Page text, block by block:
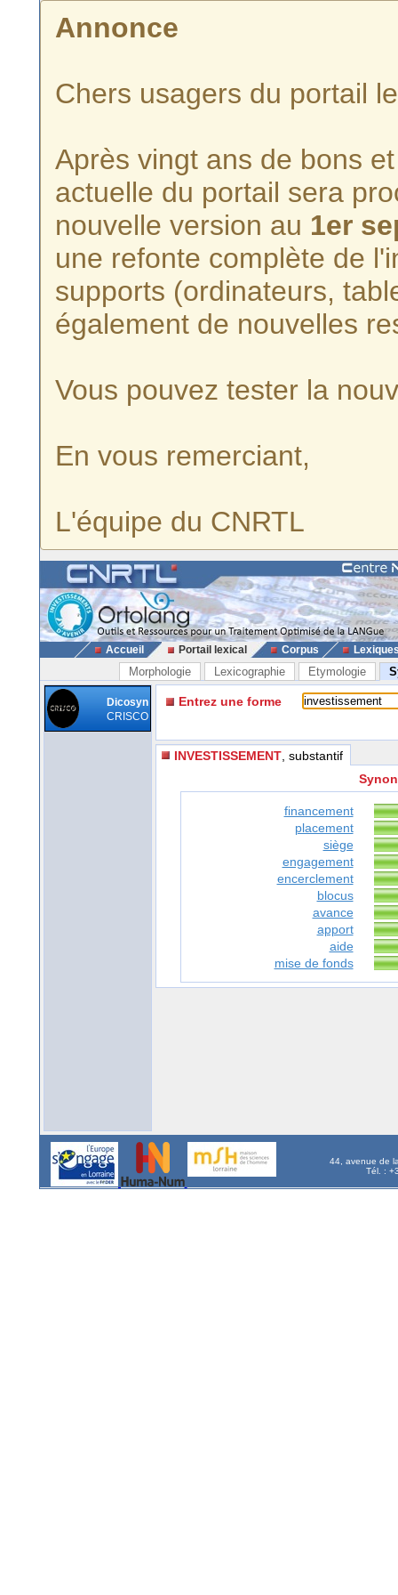
Annonce
Chers usagers du portail
Après vingt ans de bons
actuelle du portail sera
nouvelle version au 1er
une refonte complète de
supports (ordinateurs,
également de nouvelles
Vous pouvez tester la
En vous remerciant,
L'équipe du CNRTL
Accueil Portail lexical Corpus
Morphologie Lexicographie Etymologie
Dicosyn
CRISCO
Entrez une forme
INVESTISSEMENT , substantif
financement
placement
siège
engagement
encerclement
blocus
avance
apport
aide
mise de fonds
44, avenue de
Tél. :